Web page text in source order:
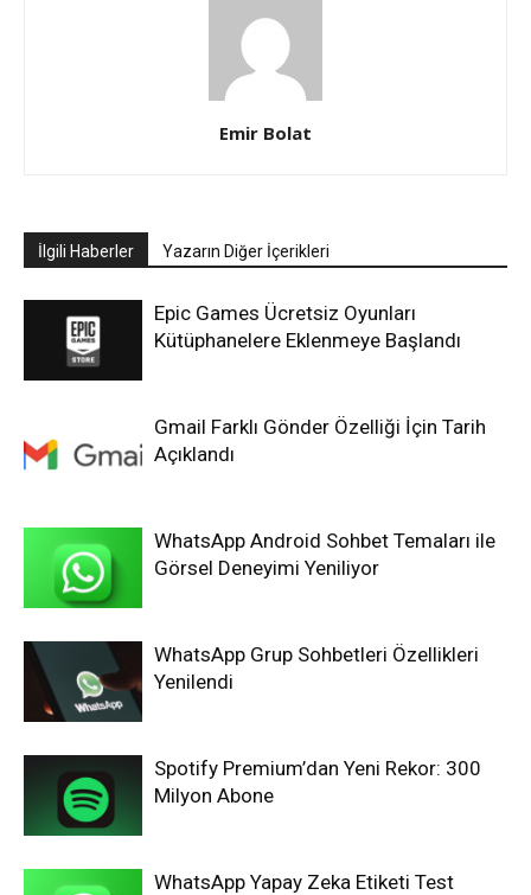
Emir Bolat
İlgili Haberler Yazarın Diğer İçerikleri
Epic Games Ücretsiz Oyunları
Kütüphanelere Eklenmeye Başlandı
Gmail Farklı Gönder Özelliği İçin Tarih
Açıklandı
WhatsApp Android Sohbet Temaları ile
Görsel Deneyimi Yeniliyor
WhatsApp Grup Sohbetleri Özellikleri
Yenilendi
Spotify Premium’dan Yeni Rekor: 300
Milyon Abone
WhatsApp Yapay Zeka Etiketi Test